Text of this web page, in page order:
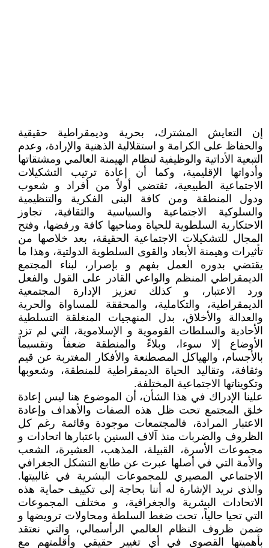
إن التعايش المشترك، بحرية وديمقراطية حقيقية
والحفاظ على الكرامة و استقلالية الذهنية والإرادة، وعدم
التبعية الأداتية والوظيفية لنظام الهيمنة العالمي ومشتقاتها
وأدواتها الإقليمية، وكما أن إعادة ترتيب التشكيلات
الاجتماعية الطبيعية، تقتضي أولاً من أفراد و شعوب
ودول المنطقة ومن كافة البنى الفكرية والتنظيمية
والسلوكية الاجتماعية والسياسية والثقافية، تجاوز
الاحتكارية السلطوية للحياة ومناحيها كافة ورفضها، وفتح
المجال للتشكيلات الاجتماعية الحقيقة، بعد خلاصها من
تأثيرات وهيمنة الأبعاد والقوى السلطوية الدولتية، وهذا ما
يقتضي بدوره العمل بفهم و بإصرار، لبناء المجتمع
الديمقراطي المنظم والواعي القادر على القول والفعل
ورد الاعتبار، و كذلك تعزيز الإدارة المجتمعية
الديمقراطية، والتكاملية، والمحققة للمساواة والحرية
والعدالة والأخلاق، بدل المنهجيات المنغلقة التسلطية
الأحادية والسلطات القوموية و الإسلاموية، التي لم تزد
الأوضاع إلا سوءا، وبلاءً والمنطقة ضعفاً وتقسيماً
بالأجسام، والهياكل المصطنعة والأفكار المغتربة عن قيم
وثقافة، وتقاليد الحياة الديمقراطية للمنطقة، وشعوبها
وتكويناتها الاجتماعية المختلفة.
علينا الإدراك في هذا الشأن، أن الموضوع هنا ليس إعادة
خلق المجتمع تحت ظل هذه الصفات والأهداف وإعادة
الاعتبار المرادة، فالمجتمعات موجودة وقائمة رغم كل
الظروف والضربات منذ آلاف السنين باعتبارها اتحادات و
مجموعات الأسرة، القبيلة، المذهب، العشيرة، الشعب
والأمة التي في أصلها عبرت عن طابع التشكل الجغرافي
الاجتماعي المصيري للمجموعات البشرية في غالبيتها.
والذي نريد الإشارة له أننا بحاجة إلى تكييف حماية هذه
الاتحادات البشرية والجغرافية، و مختلف المجموعات
التي تحيا حالياً، تحت ضغط السلطة ومحاولات ترويضها و
ضمن ظروف النظام العالمي الرأسمالي، والتي نعتقد
بأهميتها القصوى في أي تغيير حقيقي وأقلمتهم مع